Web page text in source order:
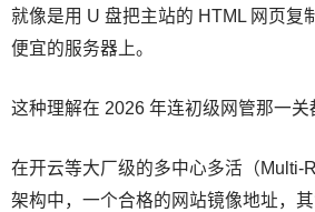
就像是用 U 盘把主站的 HTML 网页复
便宜的服务器上。
这种理解在 2026 年连初级网管那一关
在开云等大厂级的多中心多活（Multi-
架构中，一个合格的网站镜像地址，